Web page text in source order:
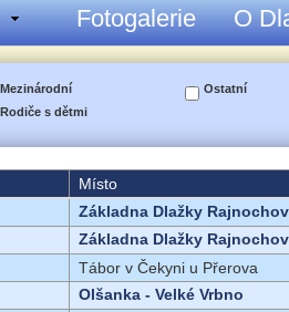
Fotogalerie O
Mezinárodní Ostatní
Rodiče s dětmi
Místo
Základna Dlažky
Základna Dlažky
Tábor v Čekyni u Přerova
Olšanka - Velké Vrbno